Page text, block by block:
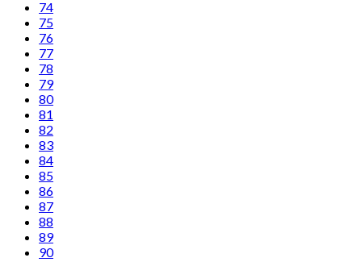
74
75
76
77
78
79
80
81
82
83
84
85
86
87
88
89
90